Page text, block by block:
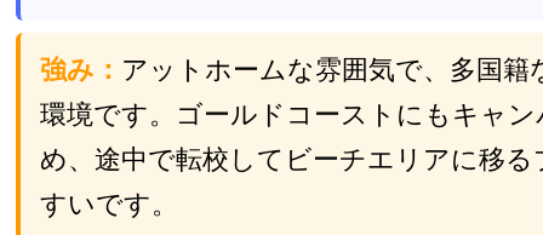
強み： アットホームな雰囲気で、多国籍
環境です。ゴールドコーストにもキャ
め、途中で転校してビーチエリアに移
すいです。